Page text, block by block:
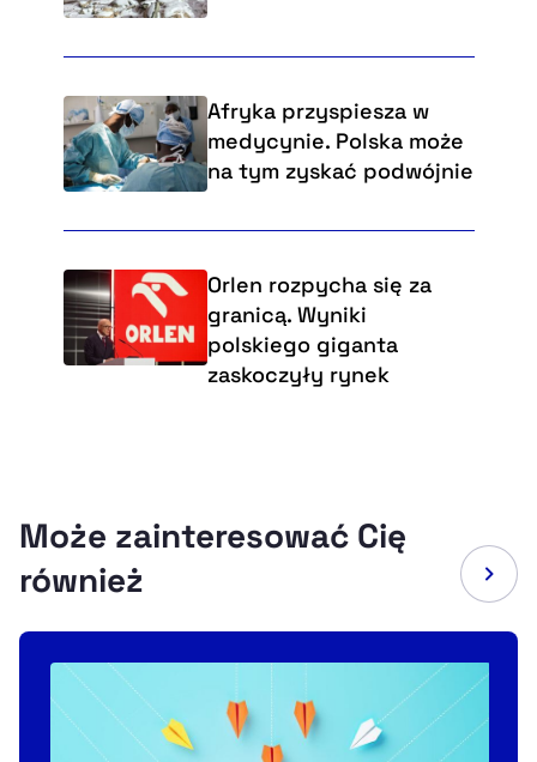
Afryka przyspiesza w
medycynie. Polska może
na tym zyskać podwójnie
Orlen rozpycha się za
granicą. Wyniki
polskiego giganta
zaskoczyły rynek
Może zainteresować Cię
również